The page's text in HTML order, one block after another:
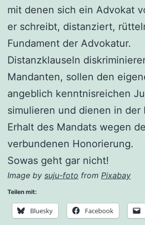
mit denen sich ein Advokat
er schreibt, distanziert,
Fundament der Advokatur.
Distanzklauseln
Mandanten, sollen den
angeblich kenntnisreichen
simulieren und dienen in der
Erhalt des Mandats wegen
verbundenen Honorierung.
Sowas geht gar nicht!
Image by suju-foto from Pixabay
Teilen mit:
Bluesky Facebook